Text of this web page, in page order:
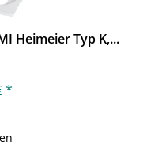
Heimeier Typ K,...
*